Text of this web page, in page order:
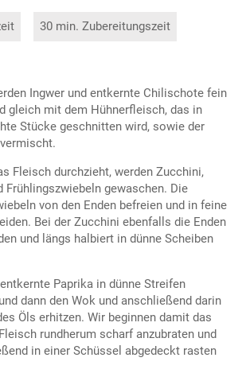
30 min. Zubereitungszeit
Ingwer und entkernte Chilischote fein
gleich mit dem Hühnerfleisch, das in
Stücke geschnitten wird, sowie der
Fleisch durchzieht, werden Zucchini,
Frühlingszwiebeln gewaschen. Die
von den Enden befreien und in feine
Bei der Zucchini ebenfalls die Enden
und längs halbiert in dünne Scheiben
Paprika in dünne Streifen
dann den Wok und anschließend darin
Öls erhitzen. Wir beginnen damit das
rundherum scharf anzubraten und
in einer Schüssel abgedeckt rasten